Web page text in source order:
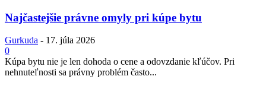
Najčastejšie právne omyly pri kúpe bytu
Gurkuda - 17. júla 2026
0
Kúpa bytu nie je len dohoda o cene a odovzdanie kľúčov. Pri
nehnuteľnosti sa právny problém často...